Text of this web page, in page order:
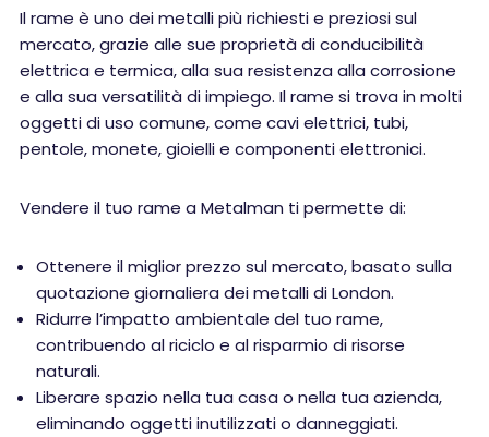
Il rame è uno dei metalli più richiesti e preziosi sul
mercato, grazie alle sue proprietà di conducibilità
elettrica e termica, alla sua resistenza alla corrosione
e alla sua versatilità di impiego. Il rame si trova in molti
oggetti di uso comune, come cavi elettrici, tubi,
pentole, monete, gioielli e componenti elettronici.
Vendere il tuo rame a Metalman ti permette di:
Ottenere il miglior prezzo sul mercato, basato sulla
quotazione giornaliera dei metalli di London.
Ridurre l’impatto ambientale del tuo rame,
contribuendo al riciclo e al risparmio di risorse
naturali.
Liberare spazio nella tua casa o nella tua azienda,
eliminando oggetti inutilizzati o danneggiati.